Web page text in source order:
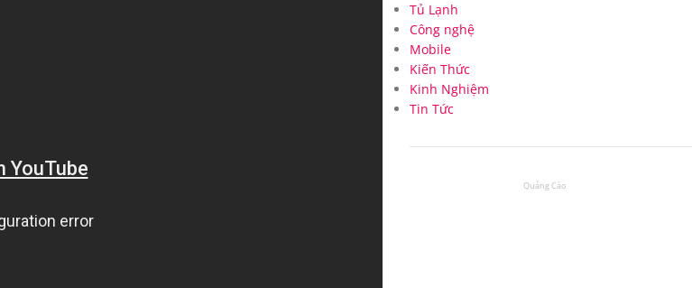
Tủ Lạnh
Công nghệ
Mobile
Kiến Thức
Kinh Nghiệm
Tin Tức